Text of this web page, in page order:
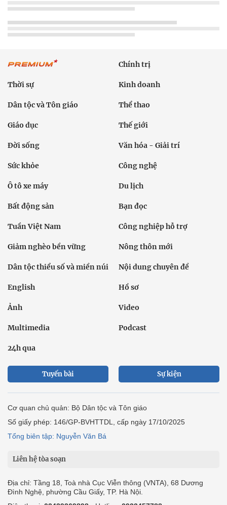
Chính trị
Thời sự Kinh doanh
Dân tộc và Tôn giáo Thể thao
Giáo dục Thế giới
Đời sống Văn hóa - Giải trí
Sức khỏe Công nghệ
Ô tô xe máy Du lịch
Bất động sản Bạn đọc
Tuần Việt Nam Công nghiệp hỗ trợ
Giảm nghèo bền vững Nông thôn mới
Dân tộc thiểu số và miền núi Nội dung chuyên đề
English Hồ sơ
Ảnh Video
Multimedia Podcast
24h qua
Tuyến bài Sự kiện
Cơ quan chủ quản: Bộ Dân tộc và Tôn giáo
Số giấy phép: 146/GP-BVHTTDL, cấp ngày 17/10/2025
Tổng biên tập: Nguyễn Văn Bá
Liên hệ tòa soạn
Địa chỉ: Tầng 18, Toà nhà Cục Viễn thông (VNTA), 68 Dương
Đình Nghệ, phường Cầu Giấy, TP. Hà Nội.